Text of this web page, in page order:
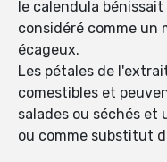
le calendula
considéré comme un
écageux.
Les pétales de
comestibles et
salades ou séchés et
ou comme substitut